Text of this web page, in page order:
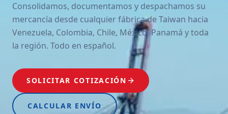
Consolidamos, documentamos y despachamos su
mercancía desde cualquier fábrica de Taiwan hacia
Venezuela, Colombia, Chile, México, Panamá y toda
la región. Todo en español.
SOLICITAR COTIZACIÓN
CALCULAR ENVÍO